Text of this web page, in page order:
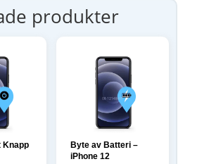
produkter
Knapp
Byte av Batteri –
iPhone 12